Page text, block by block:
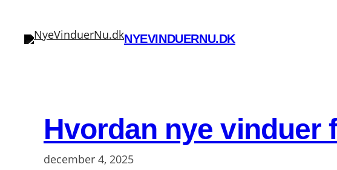
indhold
NYEVINDUERNU.DK
Hvordan nye vinduer
december 4, 2025